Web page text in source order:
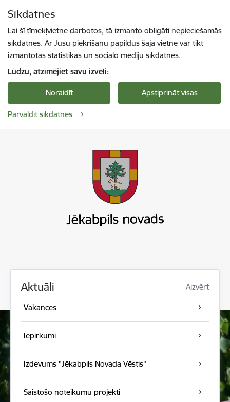
Sīkdatnes
Lai šī tīmekļvietne darbotos, tā izmanto obligāti nepieciešamās
sīkdatnes. Ar Jūsu piekrišanu papildus šajā vietnē var tikt
izmantotas statistikas un sociālo mediju sīkdatnes.
Lūdzu, atzīmējiet savu izvēli:
Noraidīt Apstiprināt visas
Pārvaldīt sīkdatnes
Aktuāli Aizvērt
Vakances
Iepirkumi
Izdevums "Jēkabpils Novada Vēstis"
Saistošo noteikumu projekti